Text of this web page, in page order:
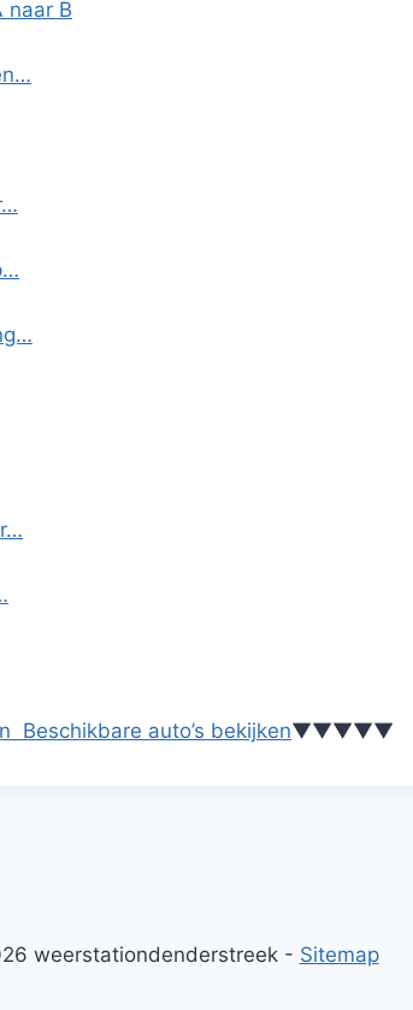
naar B
Beschikbare auto’s bekijken▼▼▼▼▼
weerstationdenderstreek - Sitemap